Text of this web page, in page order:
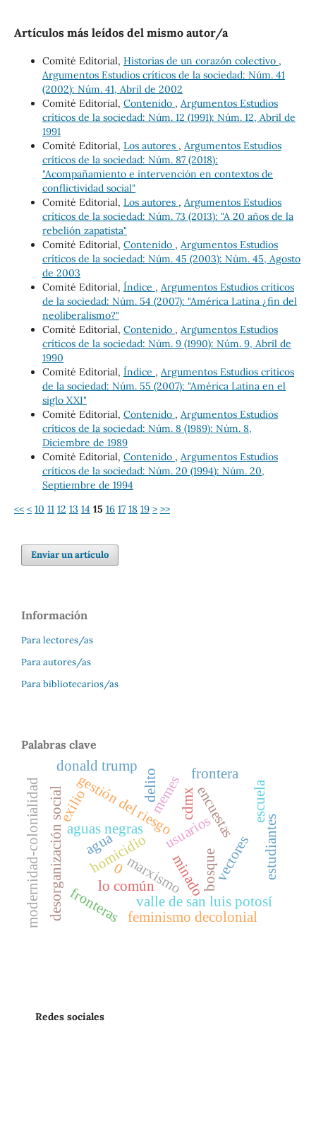
Artículos más leídos del mismo autor/a
Comité Editorial, Historias de un corazón colectivo ,
Argumentos Estudios críticos de la sociedad: Núm. 41
(2002): Núm. 41, Abril de 2002
Comité Editorial, Contenido , Argumentos Estudios
críticos de la sociedad: Núm. 12 (1991): Núm. 12, Abril de
1991
Comité Editorial, Los autores , Argumentos Estudios
críticos de la sociedad: Núm. 87 (2018):
"Acompañamiento e intervención en contextos de
conflictividad social"
Comité Editorial, Los autores , Argumentos Estudios
críticos de la sociedad: Núm. 73 (2013): "A 20 años de la
rebelión zapatista"
Comité Editorial, Contenido , Argumentos Estudios
críticos de la sociedad: Núm. 45 (2003): Núm. 45, Agosto
de 2003
Comité Editorial, Índice , Argumentos Estudios críticos
de la sociedad: Núm. 54 (2007): "América Latina ¿fin del
neoliberalismo?"
Comité Editorial, Contenido , Argumentos Estudios
críticos de la sociedad: Núm. 9 (1990): Núm. 9, Abril de
1990
Comité Editorial, Índice , Argumentos Estudios críticos
de la sociedad: Núm. 55 (2007): "América Latina en el
siglo XXI"
Comité Editorial, Contenido , Argumentos Estudios
críticos de la sociedad: Núm. 8 (1989): Núm. 8,
Diciembre de 1989
Comité Editorial, Contenido , Argumentos Estudios
críticos de la sociedad: Núm. 20 (1994): Núm. 20,
Septiembre de 1994
<< < 10 11 12 13 14 15 16 17 18 19 > >>
Enviar un artículo
Información
Para lectores/as
Para autores/as
Para bibliotecarios/as
Palabras clave
marxismo
homicidio
gestión del riesgo
aguas negras usuarios
encuestas
memes
desorganización social cdmx
delito
valle de san luis potosí
minadobosque
agua
modernidad-colonialidad vectores
feminismo decolonial
escuela
estudiantes
frontera
lo común
exilio
fronteras
donald trump
0
Redes sociales